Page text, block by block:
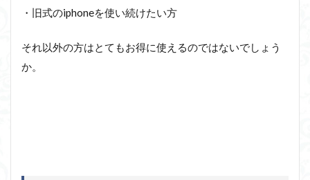
・旧式のiphoneを使い続けたい方
それ以外の方はとてもお得に使えるのではないでしょう
か。